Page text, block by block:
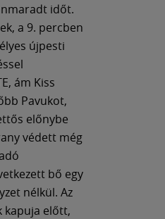
időt.
a 9. percben
újpesti
ám Kiss
Pavukot,
előnybe
védett még
bő egy
nélkül. Az
kapuja előtt,